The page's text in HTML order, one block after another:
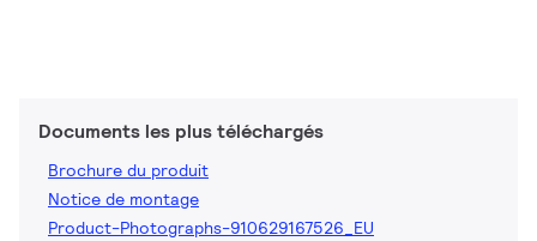
Documents les plus téléchargés
Brochure du produit
Notice de montage
Product-Photographs-910629167526_EU